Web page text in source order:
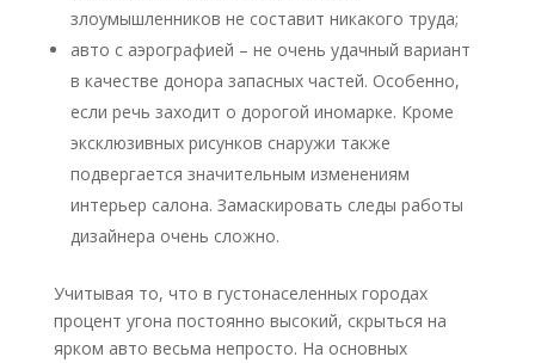
злоумышленников не составит никакого труда;
авто с аэрографией – не очень удачный вариант
в качестве донора запасных частей. Особенно,
если речь заходит о дорогой иномарке. Кроме
эксклюзивных рисунков снаружи также
подвергается значительным изменениям
интерьер салона. Замаскировать следы работы
дизайнера очень сложно.
Учитывая то, что в густонаселенных городах
процент угона постоянно высокий, скрыться на
ярком авто весьма непросто. На основных